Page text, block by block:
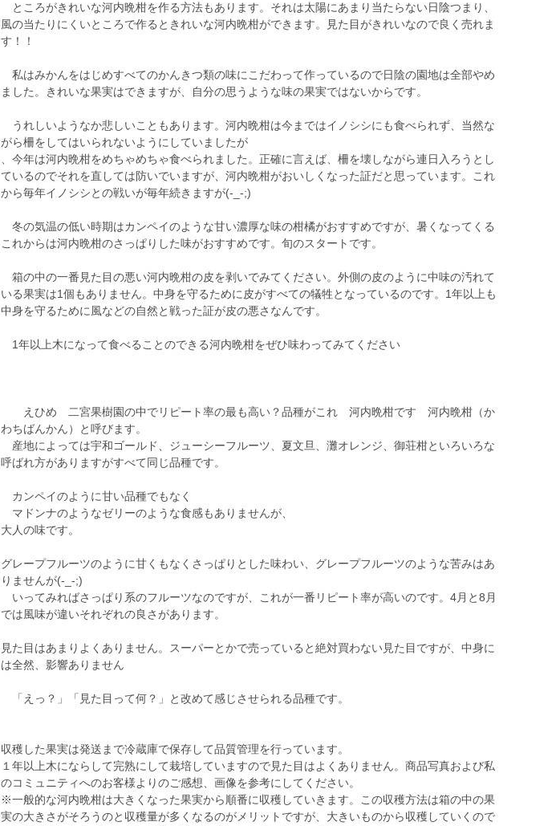
ところがきれいな河内晩柑を作る方法もあります。それは太陽にあまり当たらない日陰つまり、
風の当たりにくいところで作るときれいな河内晩柑ができます。見た目がきれいなので良く売れま
す！！
私はみかんをはじめすべてのかんきつ類の味にこだわって作っているので日陰の園地は全部やめ
ました。きれいな果実はできますが、自分の思うような味の果実ではないからです。
うれしいようなか悲しいこともあります。河内晩柑は今まではイノシシにも食べられず、当然な
がら柵をしてはいられないようにしていましたが
、今年は河内晩柑をめちゃめちゃ食べられました。正確に言えば、柵を壊しながら連日入ろうとし
ているのでそれを直しては防いでいますが、河内晩柑がおいしくなった証だと思っています。これ
から毎年イノシシとの戦いが毎年続きますが(-_-;)
冬の気温の低い時期はカンペイのような甘い濃厚な味の柑橘がおすすめですが、暑くなってくる
これからは河内晩柑のさっぱりした味がおすすめです。旬のスタートです。
箱の中の一番見た目の悪い河内晩柑の皮を剥いでみてください。外側の皮のように中味の汚れて
いる果実は1個もありません。中身を守るために皮がすべての犠牲となっているのです。1年以上も
中身を守るために風などの自然と戦った証が皮の悪さなんです。
1年以上木になって食べることのできる河内晩柑をぜひ味わってみてください
えひめ 二宮果樹園の中でリピート率の最も高い？品種がこれ 河内晩柑です 河内晩柑（か
わちばんかん）と呼びます。
産地によっては宇和ゴールド、ジューシーフルーツ、夏文旦、灘オレンジ、御荘柑といろいろな
呼ばれ方がありますがすべて同じ品種です。
カンペイのように甘い品種でもなく
マドンナのようなゼリーのような食感もありませんが、
大人の味です。
グレープフルーツのように甘くもなくさっぱりとした味わい、グレープフルーツのような苦みはあ
りませんが(-_-;)
いってみればさっぱり系のフルーツなのですが、これが一番リピート率が高いのです。4月と8月
では風味が違いそれぞれの良さがあります。
見た目はあまりよくありません。スーパーとかで売っていると絶対買わない見た目ですが、中身に
は全然、影響ありません
「えっ？」「見た目って何？」と改めて感じさせられる品種です。
収穫した果実は発送まで冷蔵庫で保存して品質管理を行っています。
１年以上木にならして完熟にして栽培していますので見た目はよくありません。商品写真および私
のコミュニティへのお客様よりのご感想、画像を参考にしてください。
※一般的な河内晩柑は大きくなった果実から順番に収穫していきます。この収穫方法は箱の中の果
実の大きさがそろうのと収穫量が多くなるのがメリットですが、大きいものから収穫していくので